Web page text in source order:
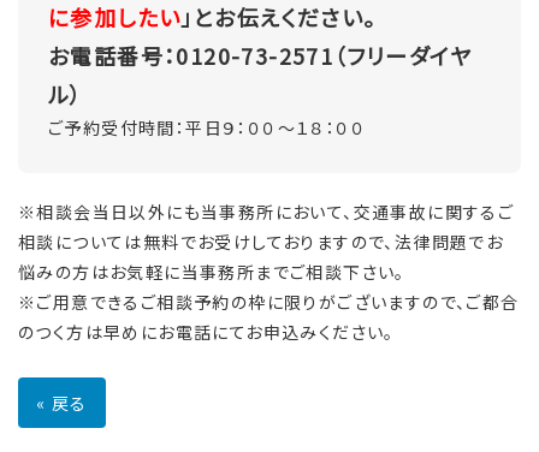
に参加したい」とお伝えください。
お電話番号：0120-73-2571（フリーダイヤ
ル）
ご予約受付時間：平日９：００～１８：００
※相談会当日以外にも当事務所において、交通事故に関するご
相談については無料でお受けしておりますので、法律問題でお
悩みの方はお気軽に当事務所までご相談下さい。
※ご用意できるご相談予約の枠に限りがございますので、ご都合
のつく方は早めにお電話にてお申込みください。
« 戻る